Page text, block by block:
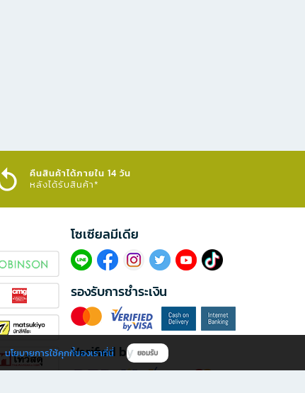
คืนสินค้าได้ภายใน 14 วัน
หลังได้รับสินค้า*
โซเซียลมีเดีย​
รองรับการชำระเงิน
Verified by
นโยบายการใช้คุกกี้ของเราที่นี่ ยอมรับ